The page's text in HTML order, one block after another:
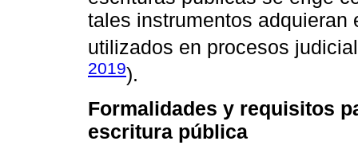
tales instrumentos adquieran
utilizados en procesos
2019).
Formalidades y requisitos
escritura pública